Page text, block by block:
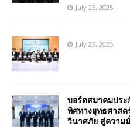
July 25, 2025
July 25, 2025
บอร์ดสมาคมปร
ทิศทางยุทธศาสต
วินาศภัย สู่ความ